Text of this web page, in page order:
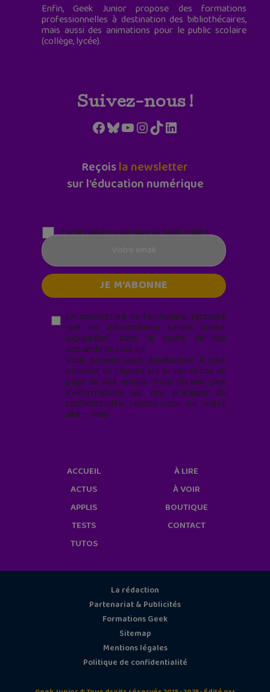
Enfin, Geek Junior propose des formations
professionnelles à destination des bibliothécaires,
mais aussi des animations pour le public scolaire
(collège, lycée).
Suivez-nous !
Facebook
Bluesky
YouTube
Instagram
TikTokLinkedIn
Reçoisla newsletter
sur l'éducation numérique
Parentalité numérique (le lundi matin)
En soumettant ce formulaire, j’accepte
que les informations saisies soient
exploitées* dans le cadre de ma
demande de contact.
Vous pouvez vous désabonner à tout
moment en cliquant sur le lien en bas de
page de nos emails. Pour obtenir plus
d'informations sur nos pratiques de
confidentialité, rendez-vous sur notre
site web
ACCUEIL
ACTUS
APPLIS
TESTS
TUTOS
À LIRE
À VOIR
BOUTIQUE
CONTACT
La rédaction
Partenariat & Publicités
Formations Geek
Sitemap
Mentions légales
Politique de confidentialité